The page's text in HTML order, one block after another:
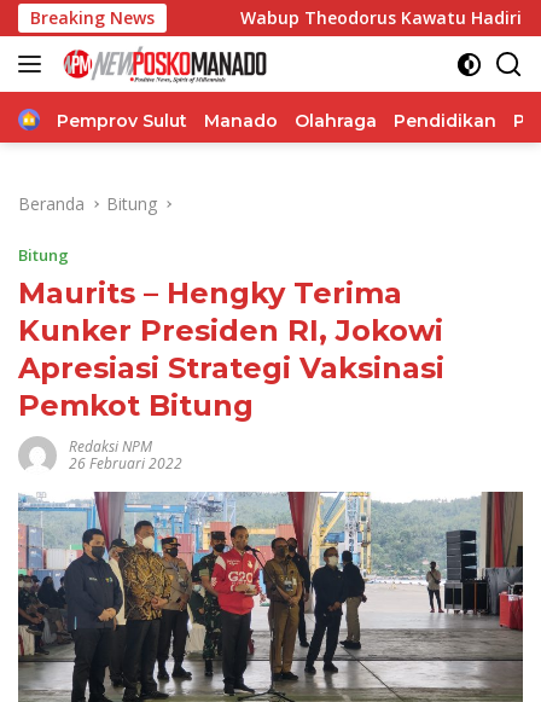
Langsung
ke
konten
Breaking NewsWabup Theodorus Kawatu Hadiri HUT ke-166
Home
Pemprov Sulut Manado Olahraga Pendidikan
Beranda Bitung
Bitung
Maurits – Hengky Terima
Kunker Presiden RI, Jokowi
Apresiasi Strategi Vaksinasi
Pemkot Bitung
Redaksi NPM
26 Februari 2022